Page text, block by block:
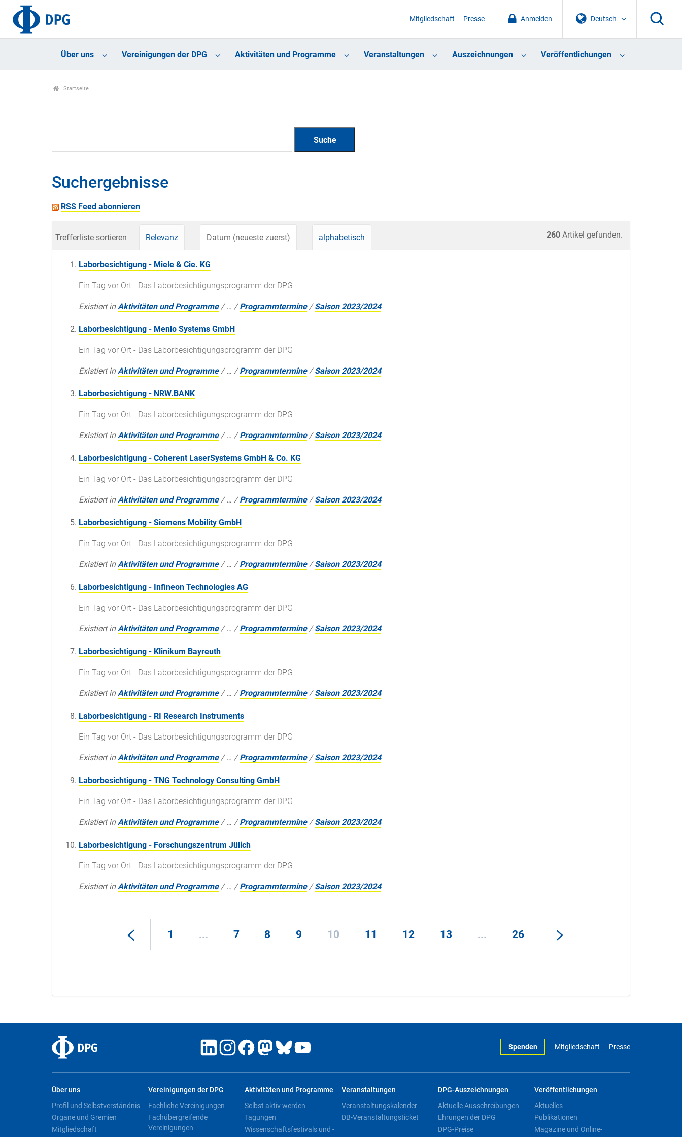
Deutsch
Anmelden
Mitgliedschaft Presse
Über uns Vereinigungen der DPG Aktivitäten und Programme Veranstaltungen Auszeichnungen Veröffentlichungen
Startseite
Suchergebnisse
RSS Feed abonnieren
260 Artikel gefunden.
Trefferliste sortieren Relevanz Datum (neueste zuerst) alphabetisch
Laborbesichtigung - Miele & Cie. KG
Ein Tag vor Ort - Das Laborbesichtigungsprogramm der DPG
Existiert in Aktivitäten und Programme /… /Programmtermine /Saison 2023/2024
Laborbesichtigung - Menlo Systems GmbH
Ein Tag vor Ort - Das Laborbesichtigungsprogramm der DPG
Existiert in Aktivitäten und Programme /… /Programmtermine /Saison 2023/2024
Laborbesichtigung - NRW.BANK
Ein Tag vor Ort - Das Laborbesichtigungsprogramm der DPG
Existiert in Aktivitäten und Programme /… /Programmtermine /Saison 2023/2024
Laborbesichtigung - Coherent LaserSystems GmbH & Co. KG
Ein Tag vor Ort - Das Laborbesichtigungsprogramm der DPG
Existiert in Aktivitäten und Programme /… /Programmtermine /Saison 2023/2024
Laborbesichtigung - Siemens Mobility GmbH
Ein Tag vor Ort - Das Laborbesichtigungsprogramm der DPG
Existiert in Aktivitäten und Programme /… /Programmtermine /Saison 2023/2024
Laborbesichtigung - Infineon Technologies AG
Ein Tag vor Ort - Das Laborbesichtigungsprogramm der DPG
Existiert in Aktivitäten und Programme /… /Programmtermine /Saison 2023/2024
Laborbesichtigung - Klinikum Bayreuth
Ein Tag vor Ort - Das Laborbesichtigungsprogramm der DPG
Existiert in Aktivitäten und Programme /… /Programmtermine /Saison 2023/2024
Laborbesichtigung - RI Research Instruments
Ein Tag vor Ort - Das Laborbesichtigungsprogramm der DPG
Existiert in Aktivitäten und Programme /… /Programmtermine /Saison 2023/2024
Laborbesichtigung - TNG Technology Consulting GmbH
Ein Tag vor Ort - Das Laborbesichtigungsprogramm der DPG
Existiert in Aktivitäten und Programme /… /Programmtermine /Saison 2023/2024
Laborbesichtigung - Forschungszentrum Jülich
Ein Tag vor Ort - Das Laborbesichtigungsprogramm der DPG
Existiert in Aktivitäten und Programme /… /Programmtermine /Saison 2023/2024
1 ... 7 8 9 10 11 12 13 ... 26
Spenden Mitgliedschaft Presse
Über uns
Profil und Selbstverständnis
Organe und Gremien
Mitgliedschaft
Vereinigungen der DPG
Fachliche Vereinigungen
Fachübergreifende
Vereinigungen
Aktivitäten und Programme
Selbst aktiv werden
Tagungen
Wissenschaftsfestivals und -
Veranstaltungen
Veranstaltungskalender
DB-Veranstaltungsticket
DPG-Auszeichnungen
Aktuelle Ausschreibungen
Ehrungen der DPG
DPG-Preise
Veröffentlichungen
Aktuelles
Publikationen
Magazine und Online-